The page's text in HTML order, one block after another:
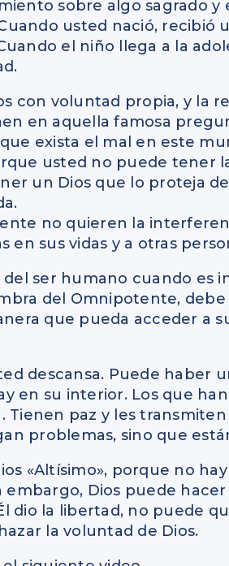
sobre algo sagrado y
usted nació, recibió
el niño llega a la
con voluntad propia, y la
en aquella famosa
exista el mal en este
usted no puede tener
un Dios que lo proteja
no quieren la
en sus vidas y a otras
ser humano cuando es
del Omnipotente,
que pueda acceder a
descansa. Puede haber
en su interior. Los que
paz y les transmiten
problemas, sino que
«Altísimo», porque no
embargo, Dios puede
dio la libertad, no puede
la voluntad de Dios.